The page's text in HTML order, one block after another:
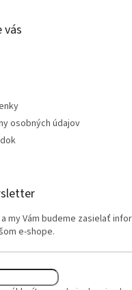
vás
osobných údajov
my Vám budeme zasielať
e-shope.